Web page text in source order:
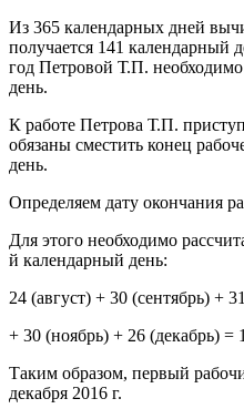
Из 365 календарных дней
получается 141 календарный
год Петровой Т.П.
день.
К работе Петрова Т.П.
обязаны сместить конец
день.
Определяем дату окончания
Для этого необходимо
й календарный день:
24 (август) + 30 (сентябрь) +
+ 30 (ноябрь) + 26 (декабрь) =
Таким образом, первый
декабря 2016 г.